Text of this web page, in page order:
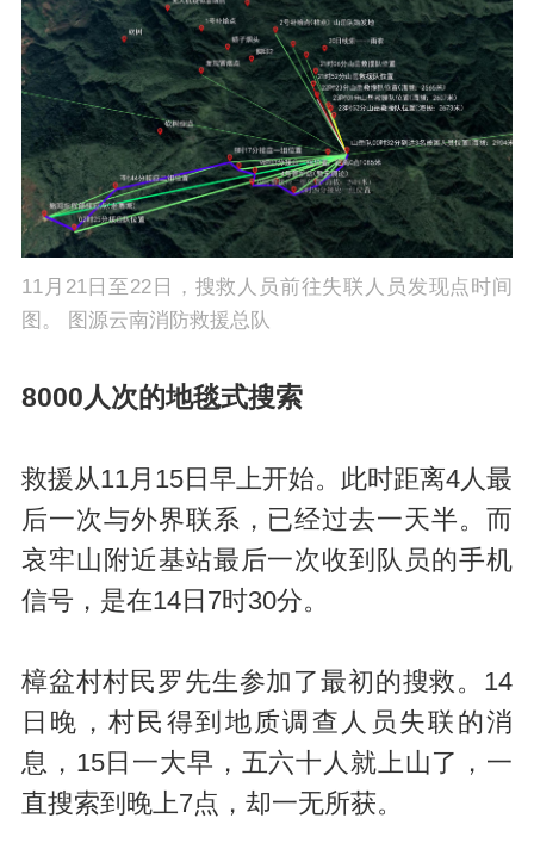
11月21日至22日，搜救人员前往失联人员发现点时间
图。 图源云南消防救援总队
8000人次的地毯式搜索
救援从11月15日早上开始。此时距离4人最
后一次与外界联系，已经过去一天半。而
哀牢山附近基站最后一次收到队员的手机
信号，是在14日7时30分。
樟盆村村民罗先生参加了最初的搜救。14
日晚，村民得到地质调查人员失联的消
息，15日一大早，五六十人就上山了，一
直搜索到晚上7点，却一无所获。